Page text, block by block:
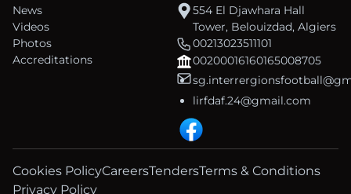
News
Videos
Photos
Accreditations
554 El Djawhara Hall
Tower, Belouizdad, Algiers
00213023511101
00200016160165008705
lirfdaf.24@gmail.com
Cookies PolicyCareersTendersTerms & Conditions
Privacy Policy